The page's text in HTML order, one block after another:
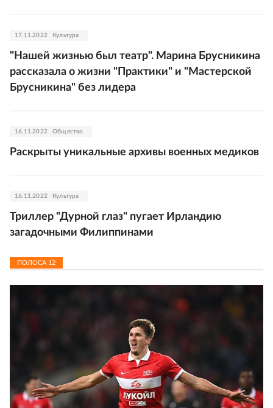
17.11.2022 Культура
"Нашей жизнью был театр". Марина Брусникина
рассказала о жизни "Практики" и "Мастерской
Брусникина" без лидера
16.11.2022 Общество
Раскрыты уникальные архивы военных медиков
16.11.2022 Культура
Триллер "Дурной глаз" пугает Ирландию
загадочными Филиппинами
ПОЛОСА 12